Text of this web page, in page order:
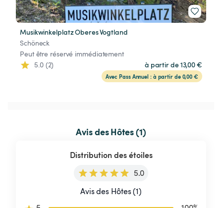
Musikwinkelplatz Oberes Vogtland
Schöneck
Peut être réservé immédiatement
5.0 (2)
à partir de 13,00 €
Avec Pass Annuel : à partir de 0,00 €
Avis des Hôtes (1)
Distribution des étoiles
5.0
Avis des Hôtes (1)